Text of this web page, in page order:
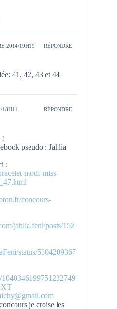
2014/19H19 RÉPONDRE
41, 42, 43 et 44
18H11 RÉPONDRE
!
pseudo : Jahlia
:
motif-miss-
concours-
jahlia.feni/posts/152
status/5304209367
je croise les